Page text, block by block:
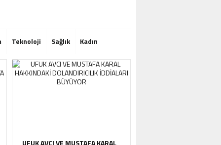
Not Alıyor
Teknoloji Sağlık Kadın
UFUK AVCI VE MUSTAFA KARAL